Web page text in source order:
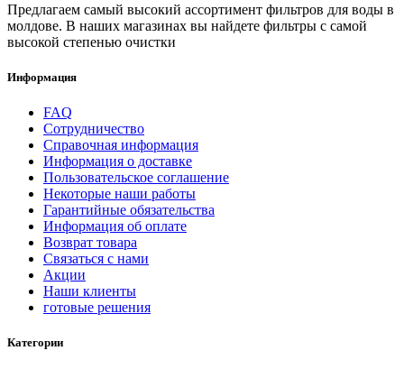
Предлагаем самый высокий ассортимент фильтров для воды в
молдове. В наших магазинах вы найдете фильтры с самой
высокой степенью очистки
Информация
FAQ
Сотрудничество
Справочная информация
Информация о доставке
Пользовательское соглашение
Некоторые наши работы
Гарантийные обязательства
Информация об оплате
Возврат товара
Связаться с нами
Акции
Наши клиенты
готовые решения
Категории